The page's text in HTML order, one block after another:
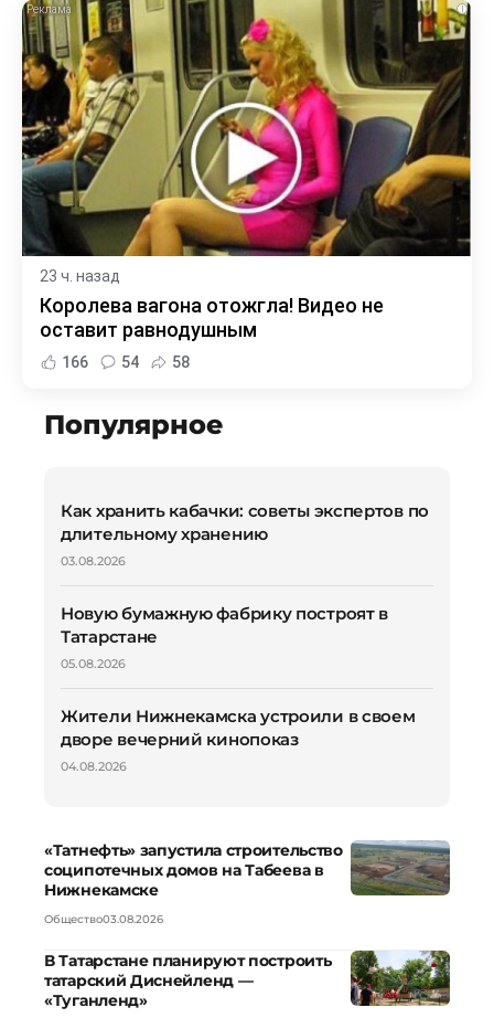
i
23 ч. назад
Королева вагона отожгла! Видео не
оставит равнодушным
166 54 58
Популярное
Как хранить кабачки: советы экспертов по
длительному хранению
03.08.2026
Новую бумажную фабрику построят в
Татарстане
05.08.2026
Жители Нижнекамска устроили в своем
дворе вечерний кинопоказ
04.08.2026
«Татнефть» запустила строительство
соципотечных домов на Табеева в
Нижнекамске
Общество03.08.2026
В Татарстане планируют построить
татарский Диснейленд —
«Туганленд»